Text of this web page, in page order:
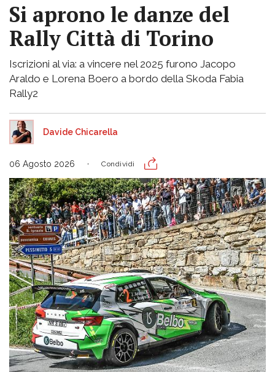
Si aprono le danze del
Rally Città di Torino
Iscrizioni al via: a vincere nel 2025 furono Jacopo
Araldo e Lorena Boero a bordo della Skoda Fabia
Rally2
Davide Chicarella
06 Agosto 2026 Condividi